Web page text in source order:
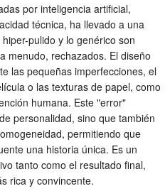
por inteligencia artificial,
técnica, ha llevado a una
pulido y lo genérico son
menudo, rechazados. El diseño
las pequeñas imperfecciones, el
o las texturas de papel, como
humana. Este "error"
personalidad, sino que también
permitiendo que
una historia única. Es un
tanto como el resultado final,
rica y convincente.